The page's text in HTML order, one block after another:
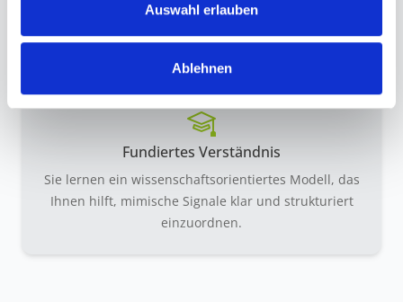
Auswahl erlauben
Ablehnen
Klarere Interaktion
Sie erfassen nonverbale Hinweise differenzierter
und gewinnen mehr Orientierung in Gesprächen.
Fundiertes Verständnis
Sie lernen ein wissenschaftsorientiertes Modell, das
Ihnen hilft, mimische Signale klar und strukturiert
einzuordnen.